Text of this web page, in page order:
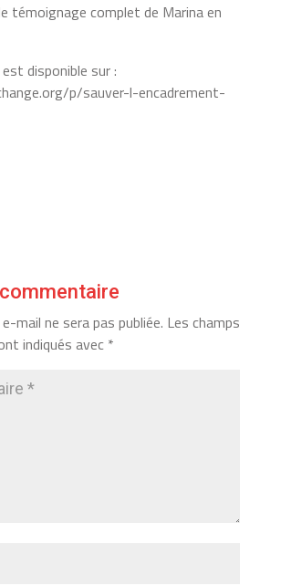
témoignage complet de Marina en
disponible sur :
p/sauver-l-encadrement-
mail ne sera pas publiée. Les champs
indiqués avec *